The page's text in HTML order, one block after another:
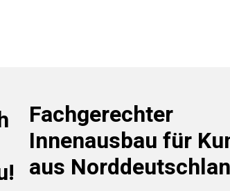
Fachgerechter
Innenausbau für
aus